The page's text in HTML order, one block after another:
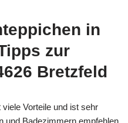
in
zur
Bretzfeld
Vorteile und ist sehr
und Badezimmern empfehlen